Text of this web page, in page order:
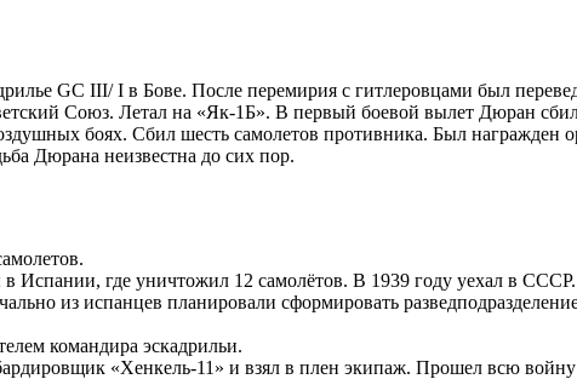
GC III/ I в Бове. После перемирия с гитлеровцами был
Союз. Летал на «Як-1Б». В первый боевой вылет Дюран
боях. Сбил шесть самолетов противника. Был награжден
Дюрана неизвестна до сих пор.
где уничтожил 12 самолётов. В 1939 году уехал в СССР.
из испанцев планировали сформировать разведподразделе
командира эскадрильи.
«Хенкель-11» и взял в плен экипаж. Прошел всю